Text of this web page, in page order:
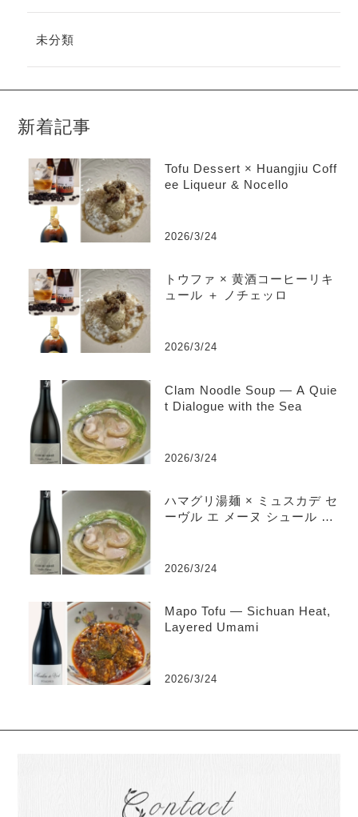
未分類
新着記事
Tofu Dessert × Huangjiu Coff
ee Liqueur & Nocello
2026/3/24
トウファ × 黄酒コーヒーリキ
ュール ＋ ノチェッロ
2026/3/24
Clam Noodle Soup — A Quie
t Dialogue with the Sea
2026/3/24
ハマグリ湯麺 × ミュスカデ セ
ーヴル エ メーヌ シュール リ
2026/3/24
Mapo Tofu — Sichuan Heat,
Layered Umami
2026/3/24